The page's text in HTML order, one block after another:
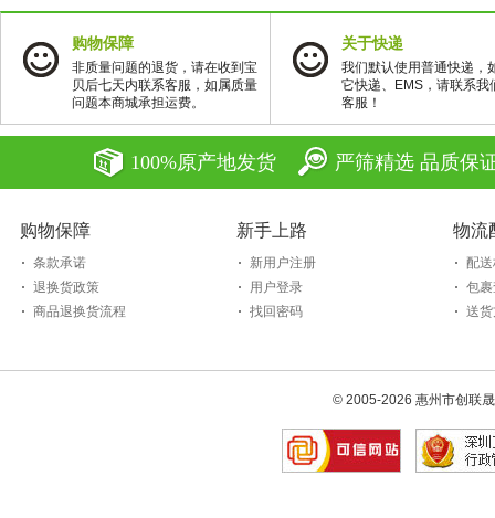
购物保障
非质量问题的退货，请在收到宝
贝后七天内联系客服，如属质量
问题本商城承担运费。
关于快递
我们默认使用普通快递，
它快递、EMS，请联系我
客服！
100%原产地发货 严筛精选 品质保
购物保障
条款承诺
退换货政策
商品退换货流程
新手上路
新用户注册
用户登录
找回密码
物流
配
包
送
© 2005-2026 惠州市创联